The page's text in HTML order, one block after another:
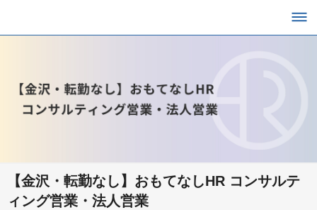
【金沢・転勤なし】おもてなしHR コンサルテ
ィング営業・法人営業